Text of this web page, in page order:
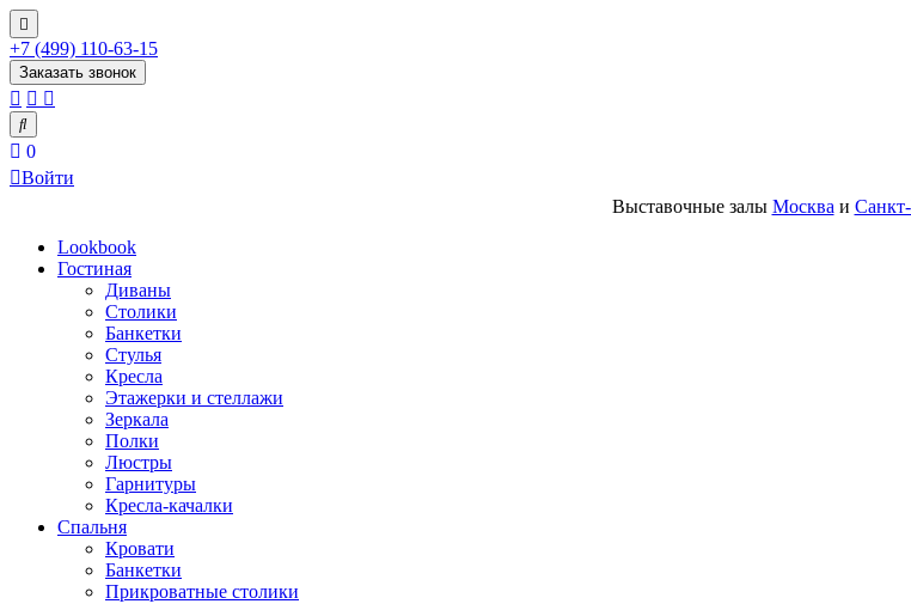
+7 (499) 110-63-15
Заказать звонок
0
Войти
Выставочные залы Москва и
Lookbook
Гостиная
Диваны
Столики
Банкетки
Стулья
Кресла
Этажерки и стеллажи
Зеркала
Полки
Люстры
Гарнитуры
Кресла-качалки
Спальня
Кровати
Банкетки
Прикроватные столики